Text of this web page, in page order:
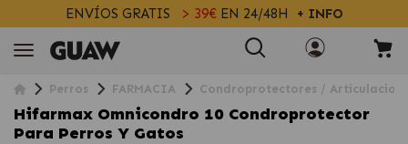
ENVÍOS GRATIS > 39€EN 24/48H + INFO
Perros FARMACIA Condroprotectores /
Hifarmax Omnicondro 10 Condroprotector
Para Perros Y Gatos